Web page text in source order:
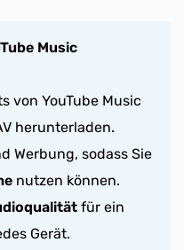
Music
von YouTube Music
herunterladen.
Werbung, sodass Sie
nutzen können.
für ein
Gerät.